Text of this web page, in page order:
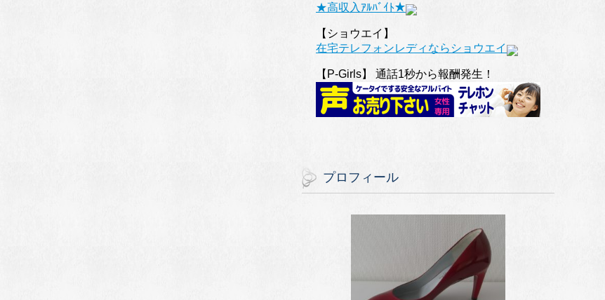
★高収入ｱﾙﾊﾞｲﾄ★
【ショウエイ】
在宅テレフォンレディならショウエイ
【P-Girls】 通話1秒から報酬発生！
プロフィール